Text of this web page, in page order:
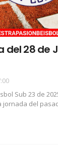
del 28 de
Sub 23 de
jornada del